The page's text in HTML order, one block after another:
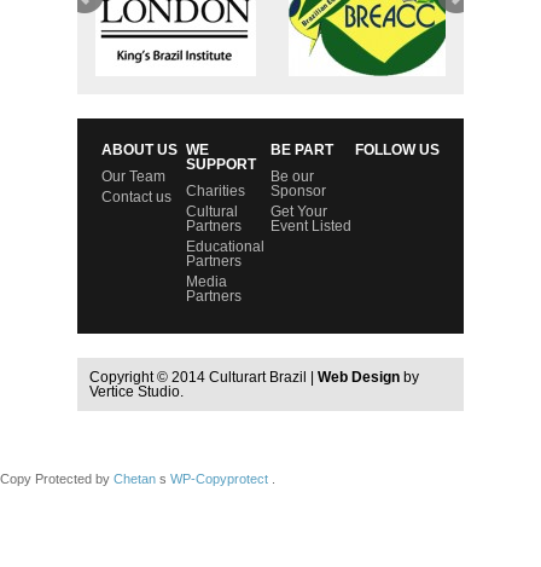
ABOUT US
Our Team
Contact us
WE
SUPPORT
Charities
Cultural
Partners
Educational
Partners
Media
Partners
BE PART
Be our
Sponsor
Get Your
Event Listed
FOLLOW US
Copyright © 2014 Culturart Brazil | Web Design by
Vertice Studio.
Copy Protected by Chetan s WP-Copyprotect